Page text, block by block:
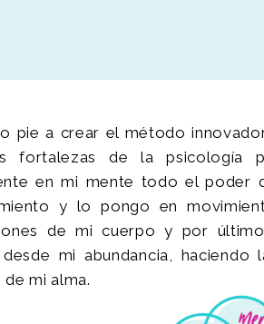
pie a crear el método
fortalezas de la psicología
en mi mente todo el poder
y lo pongo en
de mi cuerpo y por
mi abundancia,
mi alma.